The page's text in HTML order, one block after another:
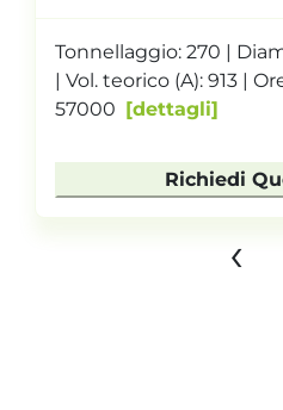
Tonnellaggio: 270 |
| Vol. teorico (A): 913 |
57000
dettagli
Richiedi
‹